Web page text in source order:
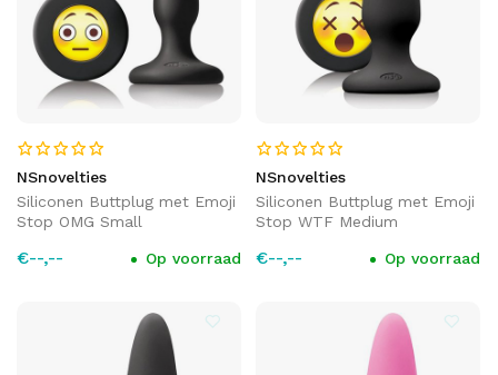
NSnovelties
Siliconen Buttplug met Emoji
Stop OMG Small
€--,-- Op voorraad
NSnovelties
Siliconen Buttplug met Emoji
Stop WTF Medium
€--,-- Op voorraad